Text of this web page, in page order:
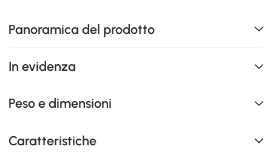
Panoramica del prodotto
In evidenza
Peso e dimensioni
Caratteristiche